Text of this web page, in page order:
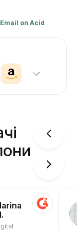
Email on Acid